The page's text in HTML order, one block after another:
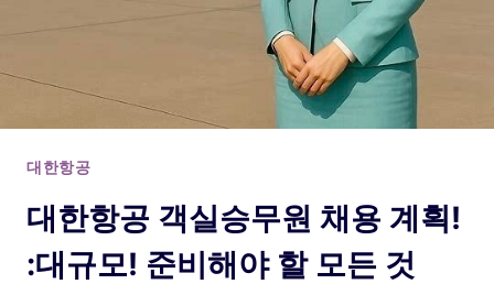
대한항공
대한항공 객실승무원 채용 계획!
:대규모! 준비해야 할 모든 것